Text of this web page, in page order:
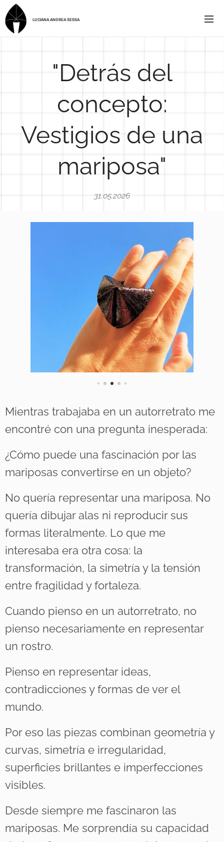
LUCIANA ANDREA SESSA
"Detrás del
concepto:
Vestigios de una
mariposa"
31.05.2026
Mientras trabajaba en un autorretrato me
encontré con una pregunta inesperada:
¿Cómo puede una fascinación por las
mariposas convertirse en un objeto?
No quería representar una mariposa. No
quería dibujar alas ni reproducir sus
formas literalmente. Lo que me
interesaba era otra cosa: la
transformación, la simetría y la tensión
entre fragilidad y fortaleza.
Cuando pienso en un autorretrato, no
pienso necesariamente en representar
un rostro.
Pienso en representar ideas,
contradicciones y formas de ver el
mundo.
Por eso las piezas combinan geometría y
curvas, simetría e irregularidad,
superficies brillantes e imperfecciones
visibles.
Desde siempre me fascinaron las
mariposas. Me sorprendía su capacidad